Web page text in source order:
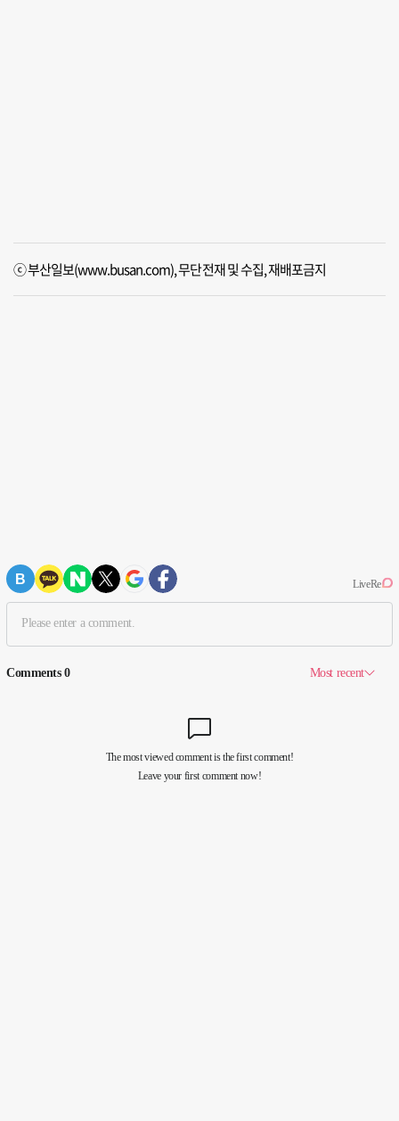
ⓒ 부산일보(www.busan.com), 무단전재 및 수집, 재배포금지